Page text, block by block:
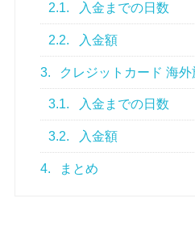
2.1. 入金までの日数
2.2. 入金額
3. クレジットカード 海
3.1. 入金までの日数
3.2. 入金額
4. まとめ